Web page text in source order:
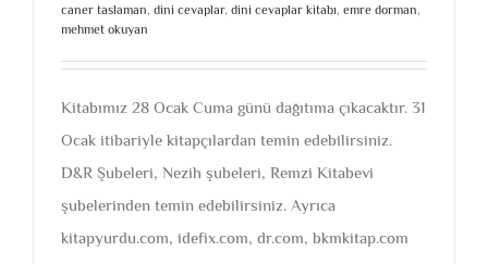
caner taslaman, dini cevaplar, dini cevaplar kitabı, emre dorman,
mehmet okuyan
Kitabımız 28 Ocak Cuma günü dağıtıma çıkacaktır. 31
Ocak itibariyle kitapçılardan temin edebilirsiniz.
D&R Şubeleri, Nezih şubeleri, Remzi Kitabevi
şubelerinden temin edebilirsiniz. Ayrıca
kitapyurdu.com, idefix.com, dr.com, bkmkitap.com